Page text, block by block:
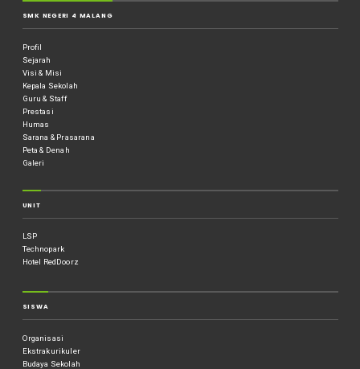
SMK NEGERI 4 MALANG
Profil
Sejarah
Visi & Misi
Kepala Sekolah
Guru & Staff
Prestasi
Humas
Sarana & Prasarana
Peta & Denah
Galeri
UNIT
LSP
Technopark
Hotel RedDoorz
SISWA
Organisasi
Ekstrakurikuler
Budaya Sekolah